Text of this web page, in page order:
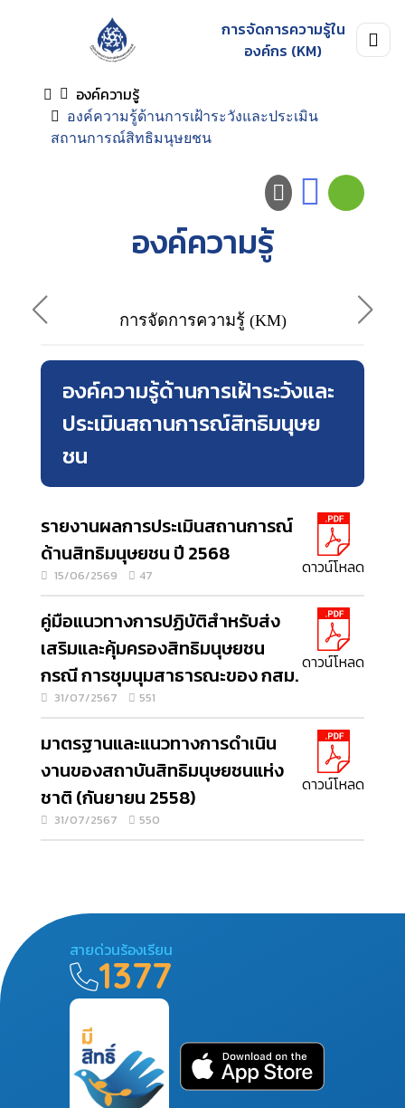
การจัดการความรู้ใน
องค์กร (KM)
องค์ความรู้
องค์ความรู้ด้านการเฝ้าระวังและประเมิน
สถานการณ์สิทธิมนุษยชน
องค์ความรู้
การจัดการความรู้ (KM)
องค์ความรู้ด้านการเฝ้าระวังและ
ประเมินสถานการณ์สิทธิมนุษย
ชน
รายงานผลการประเมินสถานการณ์
ด้านสิทธิมนุษยชน ปี 2568
15/06/2569 47 ดาวน์โหลด
คู่มือแนวทางการปฏิบัติสำหรับส่ง
เสริมและคุ้มครองสิทธิมนุษยชน
กรณี การชุมนุมสาธารณะของ กสม.
31/07/2567 551
ดาวน์โหลด
มาตรฐานและแนวทางการดำเนิน
งานของสถาบันสิทธิมนุษยชนแห่ง
ชาติ (กันยายน 2558)
31/07/2567 550
ดาวน์โหลด
สายด่วนร้องเรียน
1377